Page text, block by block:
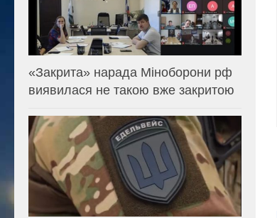
«Закрита» нарада Міноборони рф
виявилася не такою вже закритою